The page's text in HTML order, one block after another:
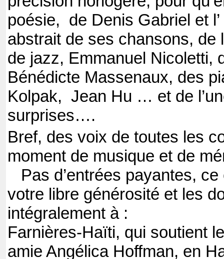
poésie, de Denis Gabriel et
abstrait de ses chansons, de
de jazz, Emmanuel Nicoletti,
Bénédicte Massenaux, des
Kolpak, Jean Hu … et de
surprises….
Bref, des voix de toutes les
moment de musique et de
Pas d’entrées payantes,
votre libre générosité et les
intégralement à :
Farnières-Haïti, qui soutient
amie Angélica Hoffman, en